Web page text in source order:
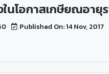
ในโอกาสเกษียณอา
Published On: 14 Nov, 2017